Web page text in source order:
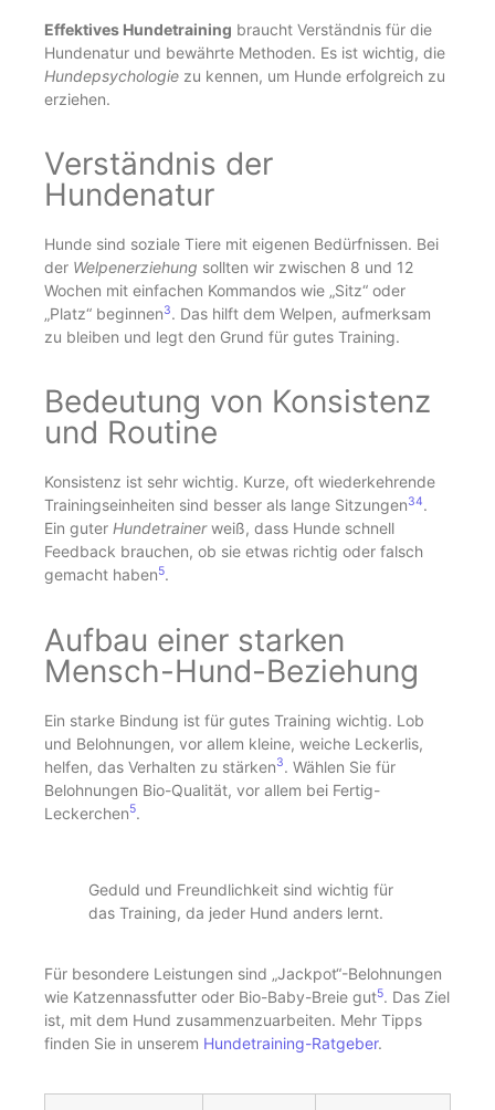
Effektives Hundetraining braucht Verständnis für die
Hundenatur und bewährte Methoden. Es ist wichtig, die
Hundepsychologie zu kennen, um Hunde erfolgreich zu
erziehen.
Verständnis der
Hundenatur
Hunde sind soziale Tiere mit eigenen Bedürfnissen. Bei
der Welpenerziehung sollten wir zwischen 8 und 12
Wochen mit einfachen Kommandos wie „Sitz“ oder
„Platz“ beginnen3. Das hilft dem Welpen, aufmerksam
zu bleiben und legt den Grund für gutes Training.
Bedeutung von Konsistenz
und Routine
Konsistenz ist sehr wichtig. Kurze, oft wiederkehrende
Trainingseinheiten sind besser als lange Sitzungen34.
Ein guter Hundetrainerweiß, dass Hunde schnell
Feedback brauchen, ob sie etwas richtig oder falsch
gemacht haben5.
Aufbau einer starken
Mensch-Hund-Beziehung
Ein starke Bindung ist für gutes Training wichtig. Lob
und Belohnungen, vor allem kleine, weiche Leckerlis,
helfen, das Verhalten zu stärken3. Wählen Sie für
Belohnungen Bio-Qualität, vor allem bei Fertig-
Leckerchen5.
Geduld und Freundlichkeit sind wichtig für
das Training, da jeder Hund anders lernt.
Für besondere Leistungen sind „Jackpot“-Belohnungen
wie Katzennassfutter oder Bio-Baby-Breie gut5. Das Ziel
ist, mit dem Hund zusammenzuarbeiten. Mehr Tipps
finden Sie in unserem Hundetraining-Ratgeber.